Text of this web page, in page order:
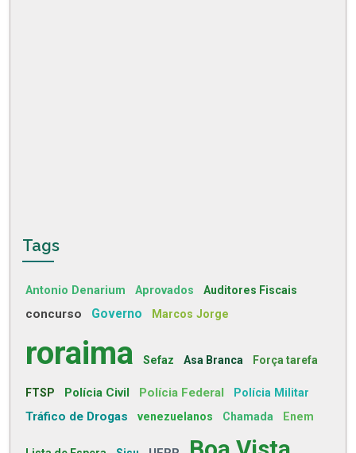
Tags
Antonio Denarium Aprovados Auditores Fiscais
concurso Governo Marcos Jorge
roraima Sefaz Asa Branca Força tarefa
FTSP Polícia Civil Polícia Federal Polícia Militar
Tráfico de Drogas venezuelanos Chamada Enem